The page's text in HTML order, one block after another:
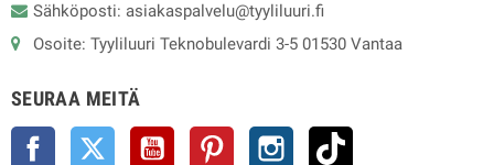
Sähköposti: asiakaspalvelu@tyyliluuri.fi
Osoite: Tyyliluuri Teknobulevardi 3-5 01530 Vantaa
SEURAA MEITÄ
Facebook Twitter YouTube Pinterest Instagram